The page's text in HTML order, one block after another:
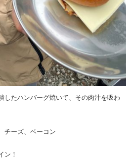
したハンバーグ焼いて、その肉汁を吸わ
チーズ、ベーコン
ン！